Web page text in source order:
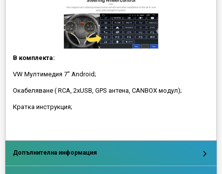
В комплекта:
VW Мултимедия 7" Android;
Окабеляване ( RCA, 2xUSB, GPS антена, CANBOX модул);
Кратка инструкция;
Допълнителна информация